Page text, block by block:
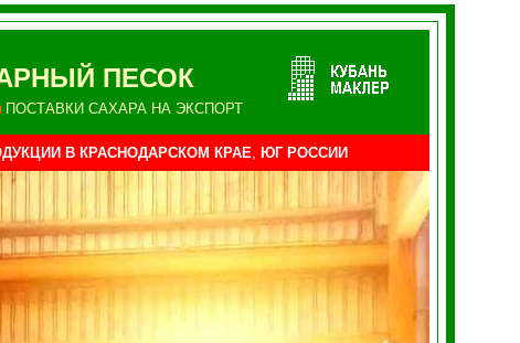
ПЕСОК
ПОСТАВКИ САХАРА НА ЭКСПОРТ
В КРАСНОДАРСКОМ КРАЕ, ЮГ РОССИИ